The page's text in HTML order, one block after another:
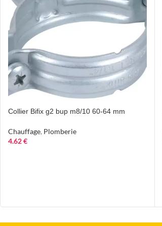
Collier Bifix g2 bup m8/10 60-64 mm
Chauffage, Plomberie
4.62€